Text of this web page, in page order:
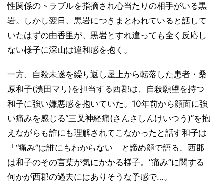
性関係のトラブルを指摘され心当たりの相手がいる黒
岩。しかし翌日、黒岩につきまとわれていると話して
いたはずの由香里が、黒岩とすれ違っても全く反応し
ない様子に深山は違和感を抱く。
一方、自殺未遂を繰り返し屋上から転落した患者・桑
原和子(濱田マリ)を担当する西郡は、自殺願望を持つ
和子に強い嫌悪感を抱いていた。10年前から顔面に強
い痛みを感じる“三叉神経痛(さんさしんけいつう)”を抱
えながらも誰にも理解されてこなかったと話す和子は
「“痛み”は誰にもわからない」と諦め顔で語る。西郡
は和子のその言葉が気にかかる様子。“痛み”に関する
何かが西郡の過去にはありそうな予感で…。